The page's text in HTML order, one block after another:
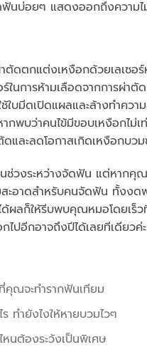
บ่อยๆ แสดงออกถึงความไ
ดตกแต่งเหงือกด้วยเลเซอ
ร์ในการห้ามเลือดจากการผ่
บมีดเปิดแผลและล้างทำค
พบว่าคนไข้มีขอบเหงือกไม่
และลดโอกาสเกิดเหงือกบว
ในช่วงระหว่างจัดฟัน แต่ห
อาดสำหรับคนจัดฟัน ทั้งงด
ลก็ให้รีบพบคุณหมอโดยเร็ว
ปอีกอาจถึงปีได้เลยทีเดียวค่ะ
ณจะทำรากฟันเทียม
ทำยังไงให้หายบวมไวๆ
หนต้องระวังเป็นพิเศษ